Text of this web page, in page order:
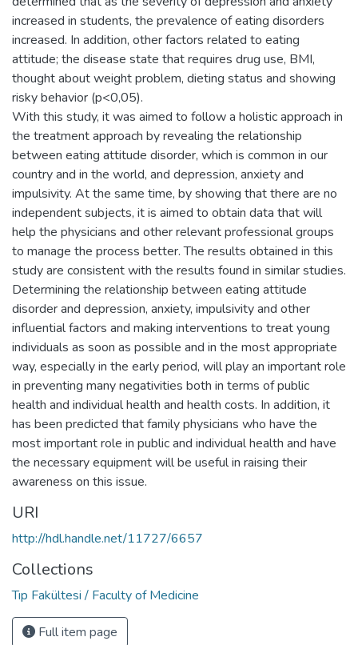
increased in students, the prevalence of eating disorders
increased. In addition, other factors related to eating
attitude; the disease state that requires drug use, BMI,
thought about weight problem, dieting status and showing
risky behavior (p<0,05).
With this study, it was aimed to follow a holistic approach in
the treatment approach by revealing the relationship
between eating attitude disorder, which is common in our
country and in the world, and depression, anxiety and
impulsivity. At the same time, by showing that there are no
independent subjects, it is aimed to obtain data that will
help the physicians and other relevant professional groups
to manage the process better. The results obtained in this
study are consistent with the results found in similar studies.
Determining the relationship between eating attitude
disorder and depression, anxiety, impulsivity and other
influential factors and making interventions to treat young
individuals as soon as possible and in the most appropriate
way, especially in the early period, will play an important role
in preventing many negativities both in terms of public
health and individual health and health costs. In addition, it
has been predicted that family physicians who have the
most important role in public and individual health and have
the necessary equipment will be useful in raising their
awareness on this issue.
URI
http://hdl.handle.net/11727/6657
Collections
Tıp Fakültesi / Faculty of Medicine
Full item page